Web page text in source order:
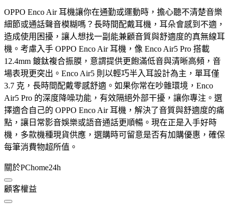
OPPO Enco Air 耳機讓你在通勤或運動時，擔心聽不清楚音樂
細節或通話聲音模糊嗎？長時間配戴耳機，耳朵會感到不適，
造成使用困擾，讓人想找一副能兼顧音質與舒適度的真無線耳
機。考慮入手 OPPO Enco Air 耳機，像 Enco Air5 Pro 搭載
12.4mm 鍍鈦複合振膜，意謂提供更飽滿低音與清晰高頻，音
場表現更突出。Enco Air5 則以輕巧半入耳設計為主，單耳僅
3.7 克，長時間配戴零感舒適。如果你常在吵雜環境，Enco
Air5 Pro 的深度降噪功能，有效隔絕外部干擾，讓你專注。選
擇適合自己的 OPPO Enco Air 耳機，解決了音質與舒適度的痛
點，讓日常影音娛樂或語音通話更順暢。現在正是入手好時
機，多款機種現貨供應，選購時可留意是否有加購優惠，確保
每筆消費物超所值。
關於PChome24h
顧客權益